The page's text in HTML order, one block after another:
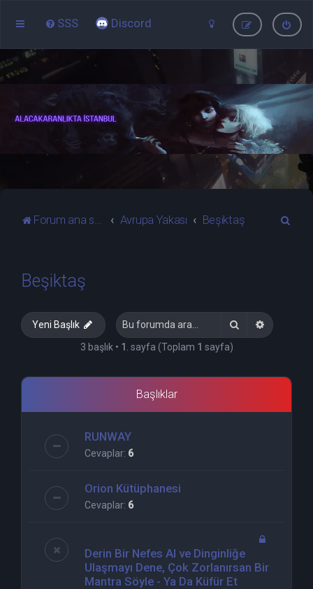
SSS Discord
Forum ana sayfa Avrupa Yakası Beşiktaş
Beşiktaş
Yeni Başlık Gelişmiş
3 başlık • 1 . sayfa (Toplam 1 sayfa)
Başlıklar
RUNWAY
Cevaplar: 6
Orion Kütüphanesi
Cevaplar: 6
Derin Bir Nefes Al ve Dinginliğe
Ulaşmayı Dene, Çok Zorlanırsan Bir
Mantra Söyle - Ya Da Küfür Et